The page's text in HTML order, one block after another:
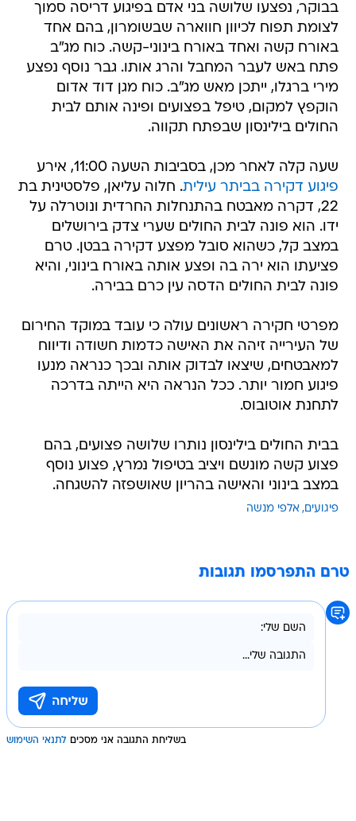
בבוקר, נפצעו שלושה בני אדם בפיגוע דריסה סמוך
לצומת תפוח לכיוון חווארה שבשומרון, בהם אחד
באורח קשה ואחד באורח בינוני-קשה. כוח מג"ב
פתח באש לעבר המחבל והרג אותו. גבר נוסף נפצע
מירי ברגלו, ייתכן מאש מג"ב. כוח מגן דוד אדום
הוקפץ למקום, טיפל בפצועים ופינה אותם לבית
החולים בילינסון שבפתח תקווה.
שעה קלה לאחר מכן, בסביבות השעה 11:00, אירע
פיגוע דקירה בביתר עילית. חלוה עליאן, פלסטינית בת
22, דקרה מאבטח בהתנחלות החרדית ונוטרלה על
ידו. הוא פונה לבית החולים שערי צדק בירושלים
במצב קל, כשהוא סובל מפצע דקירה בבטן. טרם
פציעתו הוא ירה בה ופצע אותה באורח בינוני, והיא
פונה לבית החולים הדסה עין כרם בבירה.
מפרטי חקירה ראשונים עולה כי עובד במוקד החירום
של העירייה זיהה את האישה כדמות חשודה ודיווח
למאבטחים, שיצאו לבדוק אותה ובכך כנראה מנעו
פיגוע חמור יותר. ככל הנראה היא הייתה בדרכה
לתחנת אוטובוס.
בבית החולים בילינסון נותרו שלושה פצועים, בהם
פצוע קשה מונשם ויציב בטיפול נמרץ, פצוע נוסף
במצב בינוני והאישה בהריון שאושפזה להשגחה.
פיגועים אלפי מנשה
טרם התפרסמו תגובות
בשליחת התגובה אני מסכים לתנאי השימוש